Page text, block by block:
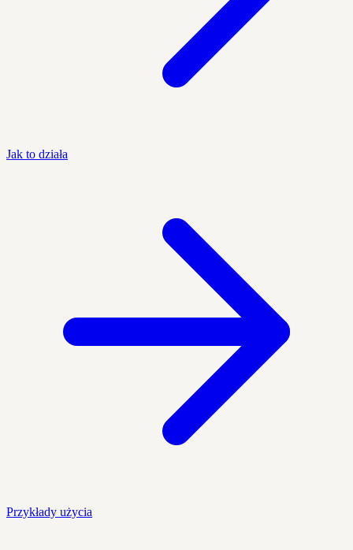
Jak to działa
Przykłady użycia